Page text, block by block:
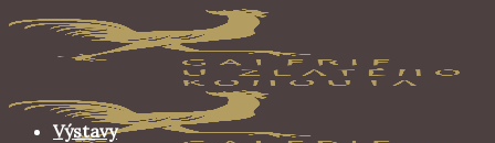
Skip
content
Výstavy